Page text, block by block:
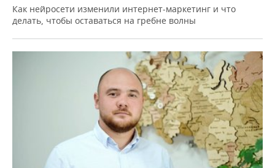
Как нейросети изменили интернет-маркетинг и что
делать, чтобы оставаться на гребне волны